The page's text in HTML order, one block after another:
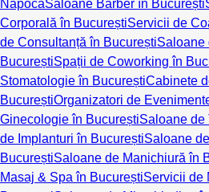
NapocaSaloane Barber în București
Corporală în BucureștiServicii de
de Consultanță în BucureștiSaloane
BucureștiSpații de Coworking în
Stomatologie în BucureștiCabinete
BucureștiOrganizatori de
Ginecologie în BucureștiSaloane de
de Implanturi în BucureștiSaloane
BucureștiSaloane de Manichiură în
Masaj & Spa în BucureștiServicii de